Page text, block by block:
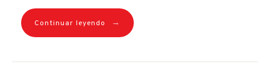
Continuar leyendo →